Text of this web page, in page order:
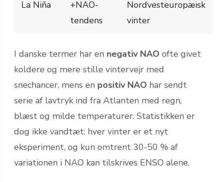
La Niña
+NAO-
tendens
Nordvesteuropæisk
vinter
I danske termer har en negativ NAO ofte givet
koldere og mere stille vintervejr med
snechancer, mens en positiv NAO har sendt
serie af lavtryk ind fra Atlanten med regn,
blæst og milde temperaturer. Statistikken er
dog ikke vandtæt: hver vinter er et nyt
eksperiment, og kun omtrent 30-50 % af
variationen i NAO kan tilskrives ENSO alene.